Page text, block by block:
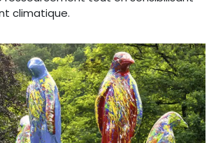
climatique.